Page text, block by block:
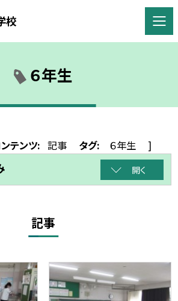
校
６年生
テンツ: 記事 タグ: ６年生 ]
開く
記事